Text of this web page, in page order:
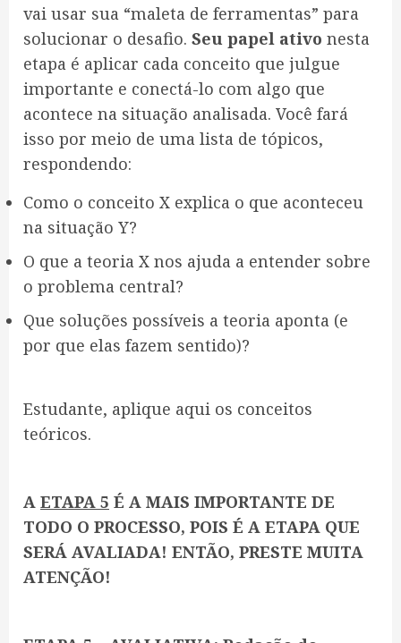
vai usar sua “maleta de ferramentas” para
solucionar o desafio. Seu papel ativo nesta
etapa é aplicar cada conceito que julgue
importante e conectá-lo com algo que
acontece na situação analisada. Você fará
isso por meio de uma lista de tópicos,
respondendo:
Como o conceito X explica o que aconteceu
na situação Y?
O que a teoria X nos ajuda a entender sobre
o problema central?
Que soluções possíveis a teoria aponta (e
por que elas fazem sentido)?
Estudante, aplique aqui os conceitos
teóricos.
A ETAPA 5 É A MAIS IMPORTANTE DE
TODO O PROCESSO, POIS É A ETAPA QUE
SERÁ AVALIADA! ENTÃO, PRESTE MUITA
ATENÇÃO!